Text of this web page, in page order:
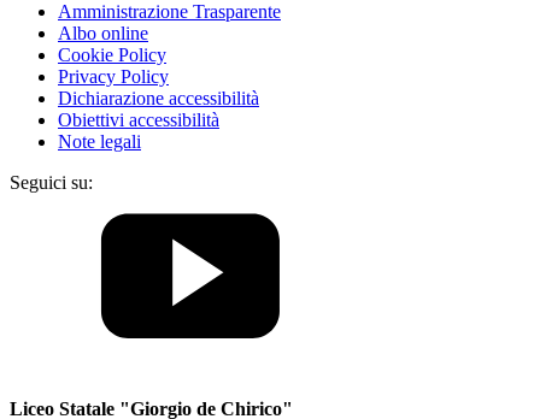
Amministrazione Trasparente
Albo online
Cookie Policy
Privacy Policy
Dichiarazione accessibilità
Obiettivi accessibilità
Note legali
Seguici su:
Liceo Statale "Giorgio de Chirico"